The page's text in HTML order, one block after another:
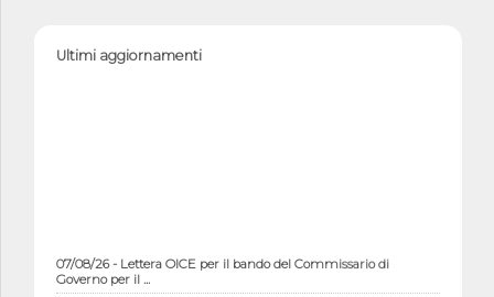
Ultimi aggiornamenti
07/08/26 - Lettera OICE per il bando del Commissario di
Governo per il ...